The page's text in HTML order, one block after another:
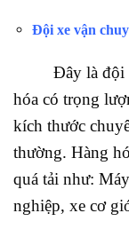
Đội xe vận
Đây là đội xe
hóa có trọng
kích thước
thường. Hàng
quá tải như:
nghiệp, xe cơ